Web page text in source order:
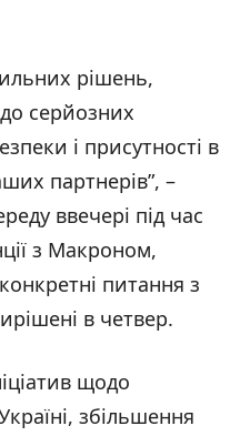
рішень,
серйозних
і присутності в
партнерів”, –
ввечері під час
з Макроном,
питання з
в четвер.
щодо
збільшення